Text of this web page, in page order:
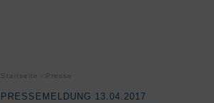
Startseite Presse
PRESSEMELDUNG 13.04.2017